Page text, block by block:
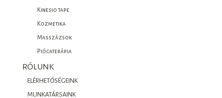
Kinesio tape
Kozmetika
Masszázsok
Piócaterápia
RÓLUNK
ELÉRHETŐSÉGEINK
MUNKATÁRSAINK